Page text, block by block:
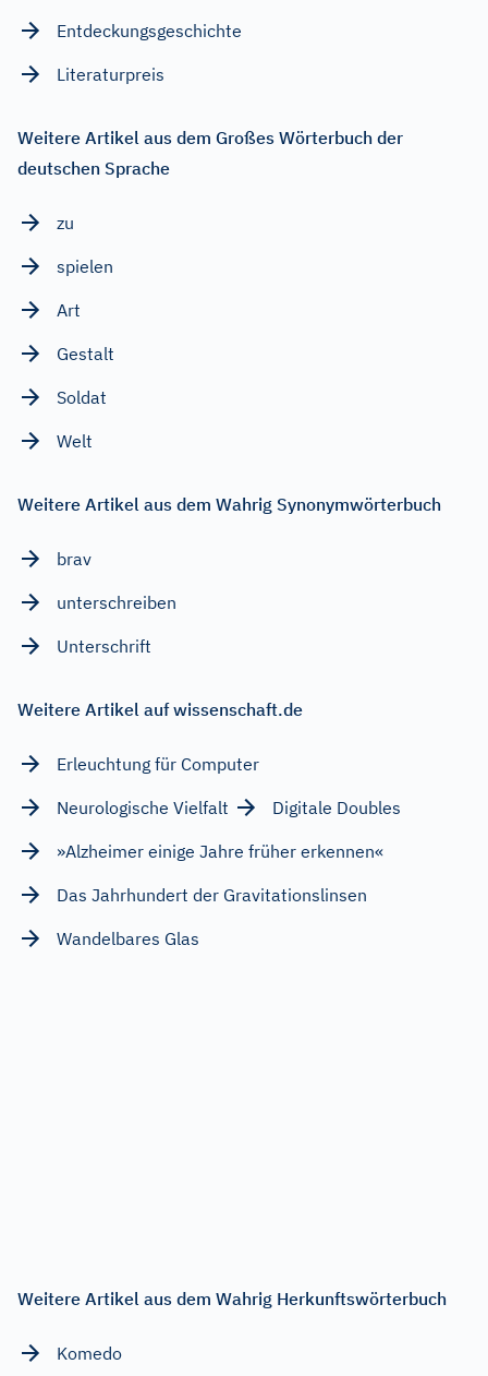
Entdeckungsgeschichte
Literaturpreis
Weitere Artikel aus dem Großes Wörterbuch der
deutschen Sprache
zu
spielen
Art
Gestalt
Soldat
Welt
Weitere Artikel aus dem Wahrig Synonymwörterbuch
brav
unterschreiben
Unterschrift
Weitere Artikel auf wissenschaft.de
Erleuchtung für Computer
Neurologische Vielfalt
Digitale Doubles
»Alzheimer einige Jahre früher erkennen«
Das Jahrhundert der Gravitationslinsen
Wandelbares Glas
Weitere Artikel aus dem Wahrig Herkunftswörterbuch
Komedo